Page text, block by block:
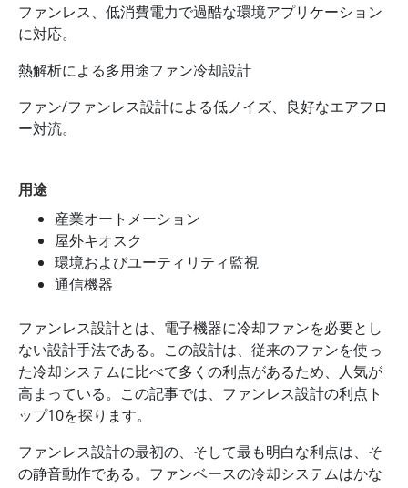
ファンレス、低消費電力で過酷な環境アプリケーション
に対応。
熱解析による多用途ファン冷却設計
ファン/ファンレス設計による低ノイズ、良好なエアフロ
ー対流。
用途
産業オートメーション
屋外キオスク
環境およびユーティリティ監視
通信機器
ファンレス設計とは、電子機器に冷却ファンを必要とし
ない設計手法である。この設計は、従来のファンを使っ
た冷却システムに比べて多くの利点があるため、人気が
高まっている。この記事では、ファンレス設計の利点ト
ップ10を探ります。
ファンレス設計の最初の、そして最も明白な利点は、そ
の静音動作である。ファンベースの冷却システムはかな